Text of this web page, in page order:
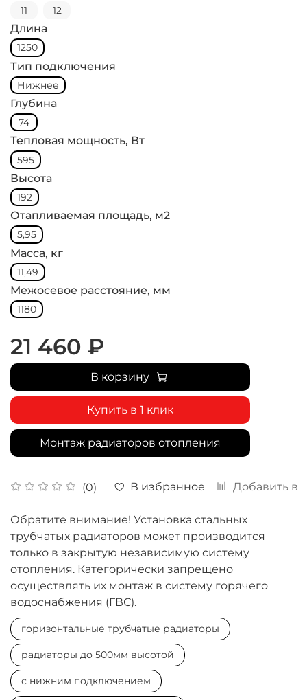
(0) В избранное Добавить в
11
12
Длина
1250
Тип подключения
Нижнее
Глубина
74
Тепловая мощность, Вт
595
Высота
192
Отапливаемая площадь, м2
5,95
Масса, кг
11,49
Межосевое расстояние, мм
1180
21 460 ₽
В корзину
Купить в 1 клик
Монтаж радиаторов отопления
Обратите внимание! Установка стальных
трубчатых радиаторов может производится
только в закрытую независимую систему
отопления. Категорически запрещено
осуществлять их монтаж в систему горячего
водоснабжения (ГВС).
горизонтальные трубчатые радиаторы
радиаторы до 500мм высотой
с нижним подключением